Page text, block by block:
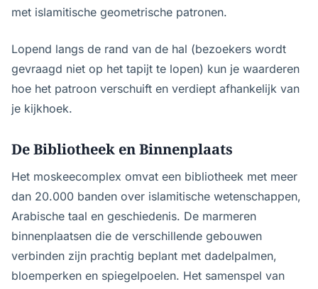
met islamitische geometrische patronen.
Lopend langs de rand van de hal (bezoekers wordt
gevraagd niet op het tapijt te lopen) kun je waarderen
hoe het patroon verschuift en verdiept afhankelijk van
je kijkhoek.
De Bibliotheek en Binnenplaats
Het moskeecomplex omvat een bibliotheek met meer
dan 20.000 banden over islamitische wetenschappen,
Arabische taal en geschiedenis. De marmeren
binnenplaatsen die de verschillende gebouwen
verbinden zijn prachtig beplant met dadelpalmen,
bloemperken en spiegelpoelen. Het samenspel van